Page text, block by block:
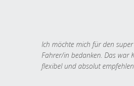
Ich möchte mich für den super
Fahrer/in bedanken. Das war
flexibel und absolut